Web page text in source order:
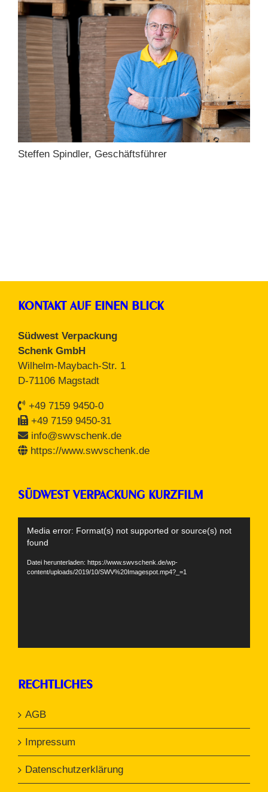
Steffen Spindler, Geschäftsführer
KONTAKT AUF EINEN BLICK
Südwest Verpackung
Schenk GmbH
Wilhelm-Maybach-Str. 1
D-71106 Magstadt
+49 7159 9450-0
+49 7159 9450-31
info@swvschenk.de
https://www.swvschenk.de
SÜDWEST VERPACKUNG KURZFILM
Player
Media error: Format(s) not supported or source(s) not
found
Datei herunterladen: https://www.swvschenk.de/wp-
content/uploads/2019/10/SWV%20Imagespot.mp4?_=1
RECHTLICHES
AGB
Impressum
Datenschutzerklärung